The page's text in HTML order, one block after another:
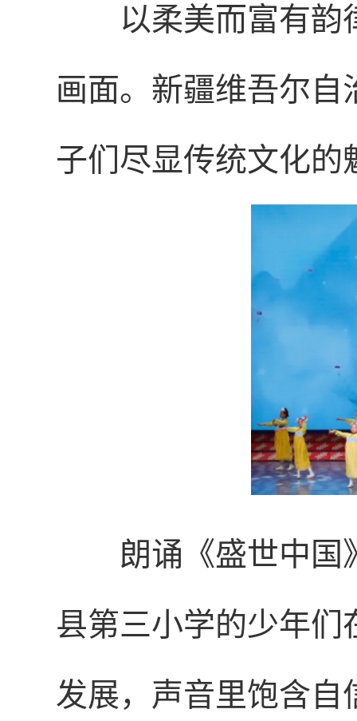
以柔美而富有韵
画面。新疆维吾尔
子们尽显传统文化的
朗诵《盛世中国
县第三小学的少年
发展，声音里饱含自